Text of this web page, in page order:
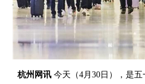
杭州网讯 今天（4月30日），是